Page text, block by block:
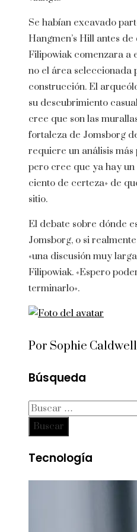
Se habían excavado
Hangmen’s Hill antes
Filipowiak comenzara a
no el área seleccionada
construcción. El
su descubrimiento
cree que son las
fortaleza de Jomsborg
requiere un análisis más
pero cree que ya hay un
ciento de certeza» de
sitio.
El debate sobre dónde
Jomsborg, o si
«una discusión muy
Filipowiak. «Espero
terminarlo».
Por Sophie Caldwell
Búsqueda
Buscar:
Tecnología